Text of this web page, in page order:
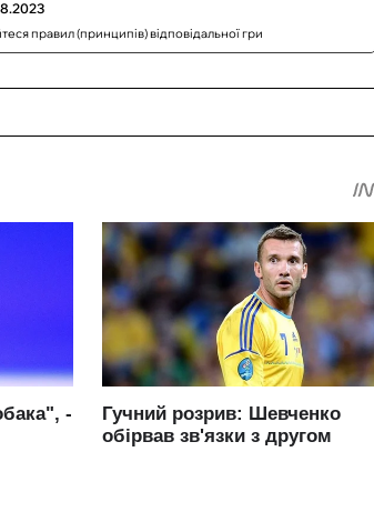
правил (принципів) відповідальної гри